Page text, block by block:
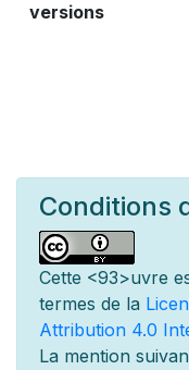
versions
Conditions
Cette <93>uvre
termes de la
Attribution 4.0
La mention